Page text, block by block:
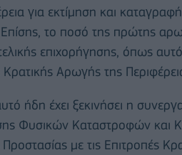
για εκτίμηση και
Επίσης, το ποσό της πρώτης
επιχορήγησης, όπως
Κρατικής Αρωγής της
ήδη έχει ξεκινήσει η
Φυσικών Καταστροφών και
Προστασίας με τις Επιτροπές